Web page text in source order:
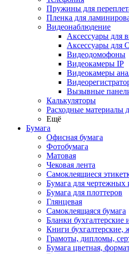
Пружины для
Пленка для
Видеонаблюдение
Аксессуары для
Аксессуары для
Видеодомофоны
Видеокамеры IP
Видеокамеры
Вызывные
Калькуляторы
Расходные материалы
Ещё
Бумага
Офисная бумага
Фотобумага
Матовая
Чековая лента
Самоклеящиеся
Бумага для чертежных
Бумага для плоттеров
Глянцевая
Самоклеящаяся бумага
Бланки бухгалтерские
Книги бухгалтерские,
Грамоты, дипломы,
Бумага цветная,